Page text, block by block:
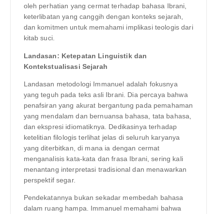
oleh perhatian yang cermat terhadap bahasa Ibrani,
keterlibatan yang canggih dengan konteks sejarah,
dan komitmen untuk memahami implikasi teologis dari
kitab suci.
Landasan: Ketepatan Linguistik dan
Kontekstualisasi Sejarah
Landasan metodologi Immanuel adalah fokusnya
yang teguh pada teks asli Ibrani. Dia percaya bahwa
penafsiran yang akurat bergantung pada pemahaman
yang mendalam dan bernuansa bahasa, tata bahasa,
dan ekspresi idiomatiknya. Dedikasinya terhadap
ketelitian filologis terlihat jelas di seluruh karyanya
yang diterbitkan, di mana ia dengan cermat
menganalisis kata-kata dan frasa Ibrani, sering kali
menantang interpretasi tradisional dan menawarkan
perspektif segar.
Pendekatannya bukan sekadar membedah bahasa
dalam ruang hampa. Immanuel memahami bahwa